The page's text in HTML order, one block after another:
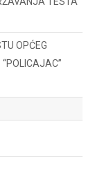
OPĆEG